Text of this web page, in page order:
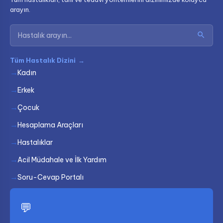
arayın.
Tüm Hastalık Dizini →
Kadın
Erkek
Çocuk
Hesaplama Araçları
Hastalıklar
Acil Müdahale ve İlk Yardım
Soru-Cevap Portalı
💬